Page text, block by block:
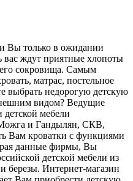
Вы только в ожидании
вас ждут приятные хлопоты
сокровища. Самым
матрас, постельное
выбрать недорогую детскую
видом? Ведущие
детской мебели
и Гандылян, СКВ,
Вам кроватки с функциями
данные фирмы, Вы
детской мебели из
березы. Интернет-магазин